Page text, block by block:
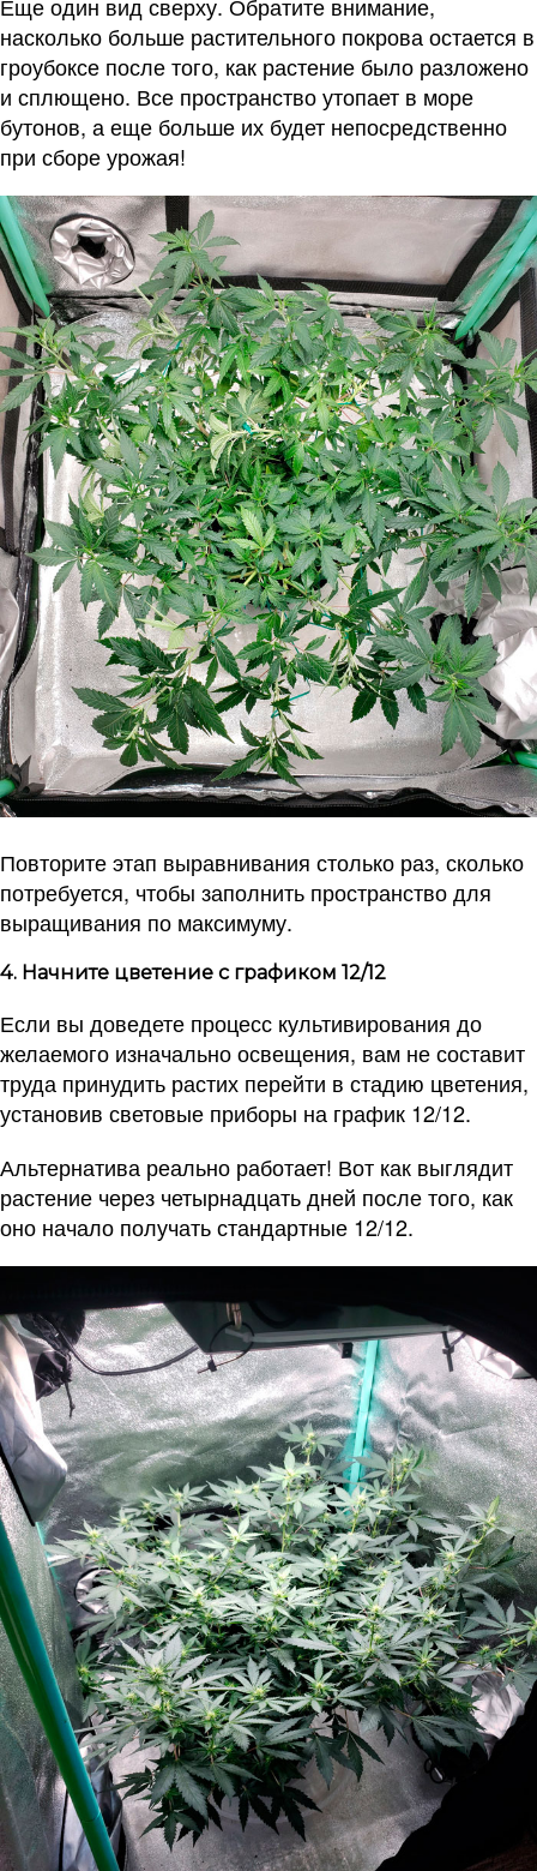
Еще один вид сверху. Обратите внимание,
насколько больше растительного покрова остается в
гроубоксе после того, как растение было разложено
и сплющено. Все пространство утопает в море
бутонов, а еще больше их будет непосредственно
при сборе урожая!
Повторите этап выравнивания столько раз, сколько
потребуется, чтобы заполнить пространство для
выращивания по максимуму.
4. Начните цветение с графиком 12/12
Если вы доведете процесс культивирования до
желаемого изначально освещения, вам не составит
труда принудить растих перейти в стадию цветения,
установив световые приборы на график 12/12.
Альтернатива реально работает! Вот как выглядит
растение через четырнадцать дней после того, как
оно начало получать стандартные 12/12.